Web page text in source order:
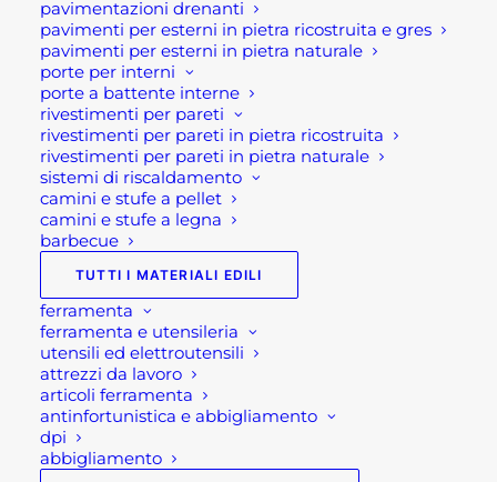
pavimentazioni drenanti
pavimenti per esterni in pietra ricostruita e gres
pavimenti per esterni in pietra naturale
porte per interni
porte a battente interne
rivestimenti per pareti
rivestimenti per pareti in pietra ricostruita
rivestimenti per pareti in pietra naturale
sistemi di riscaldamento
camini e stufe a pellet
camini e stufe a legna
barbecue
TUTTI I MATERIALI EDILI
ferramenta
ferramenta e utensileria
utensili ed elettroutensili
attrezzi da lavoro
articoli ferramenta
antinfortunistica e abbigliamento
dpi
abbigliamento
colore grigio chiaro
Se per qualsiasi ragione non riuscissi a
completare l’ordine o avessi dei dubbi prima di
effettuare il pagamento contattaci dalle 09 alle 12
e dalle 14 alle 17, ti offriremo tutto il supporto
necessario per aiutarti nella procedura di
acquisto!
Oppure scrivi una mail a
shop@rotacommerciale.it
Esaurito
SKU
Categorie
ARREDAMENTO GIARDINO: